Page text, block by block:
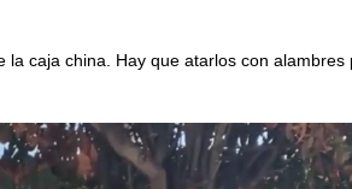
caja china. Hay que atarlos con